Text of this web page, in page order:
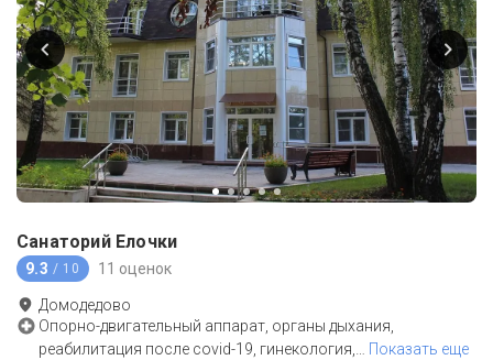
Санаторий Елочки
9.3 / 10 11 оценок
Домодедово
Опорно-двигательный аппарат, органы дыхания,
реабилитация после covid-19, гинекология,… Показать еще